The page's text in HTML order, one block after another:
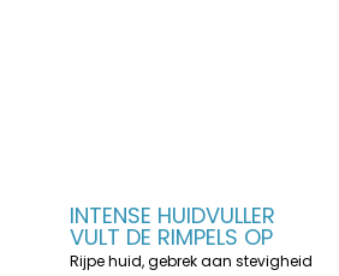
INTENSE HUIDVULLER
VULT DE RIMPELS OP
Rijpe huid, gebrek aan stevigheid